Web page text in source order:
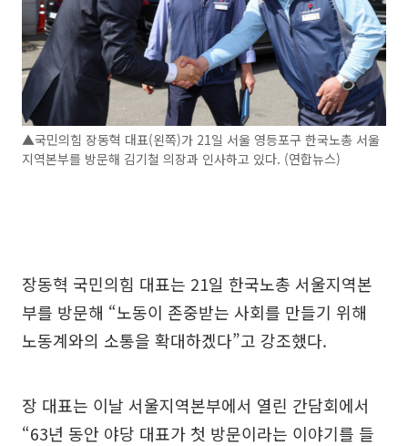
▲국민의힘 장동혁 대표(왼쪽)가 21일 서울 영등포구 한국노총 서울
지역본부를 방문해 김기철 의장과 인사하고 있다. (연합뉴스)
장동혁 국민의힘 대표는 21일 한국노총 서울지역본
부를 방문해 “노동이 존중받는 사회를 만들기 위해
노동계와의 소통을 확대하겠다”고 강조했다.
장 대표는 이날 서울지역본부에서 열린 간담회에서
“63년 동안 야당 대표가 첫 방문이라는 이야기를 들